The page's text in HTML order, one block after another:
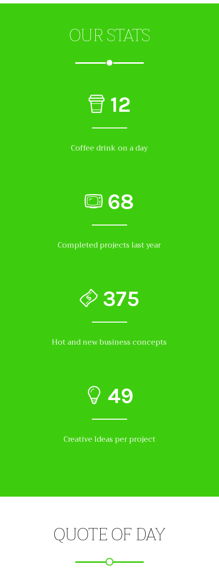
OUR STATS
12
Coffee drink on a day
68
Completed projects last year
375
Hot and new business concepts
49
Creative Ideas per project
QUOTE OF DAY